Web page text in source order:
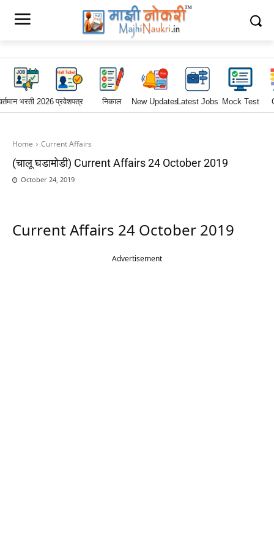
भरती 2026प्रवेशपत्र निकाल New UpdatesLatest Jobs Mock Test
Home Current Affairs
(चालू घडामोडी) Current Affairs 24 October 2019
October 24, 2019
Current Affairs 24 October 2019
Advertisement